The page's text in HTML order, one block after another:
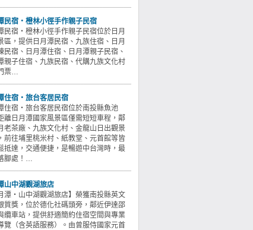
民宿‧橙林小徑手作親子民宿
民宿‧橙林小徑手作親子民宿位於日月
區，提供日月潭民宿、九族住宿、日月
民宿、日月潭住宿、日月潭親子民宿、
親子住宿、九族民宿、代購九族文化村
票…
住宿‧旅台客居民宿
住宿‧旅台客居民宿位於南投縣魚池
離日月潭國家風景區僅需短短車程，鄰
老茶廠、九族文化村、金龍山日出觀景
前往埔里桃米村、紙教堂、元首館等皆
抵達，交通便捷，是暢遊中台灣時，最
腳處！…
山中湖觀湖旅店
潭‧山中湖觀湖旅店】榮獲南投縣英文
質獎，位於德化社碼頭旁，鄰近伊達邵
纜車站，提供舒適簡約住宿空間與專業
覽（含英語服務）。由曾服侍國家元首